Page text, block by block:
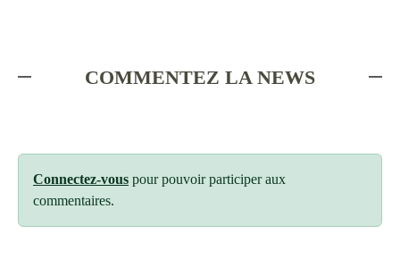
COMMENTEZ LA NEWS
Connectez-vous pour pouvoir participer aux
commentaires.